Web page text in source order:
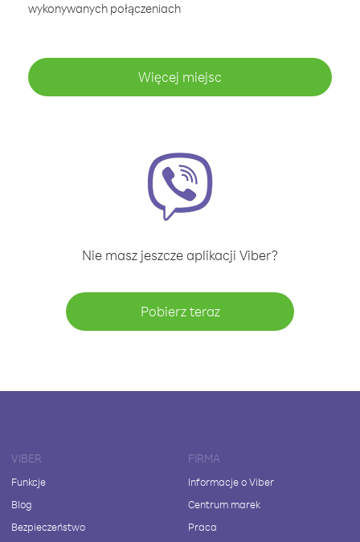
wykonywanych połączeniach
Więcej miejsc
Nie masz jeszcze aplikacji Viber?
Pobierz teraz
VIBER
Funkcje
Blog
Bezpieczeństwo
FIRMA
Informacje o Viber
Centrum marek
Praca